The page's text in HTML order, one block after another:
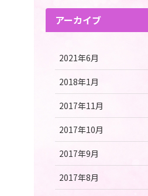
アーカイブ
2021年6月
2018年1月
2017年11月
2017年10月
2017年9月
2017年8月